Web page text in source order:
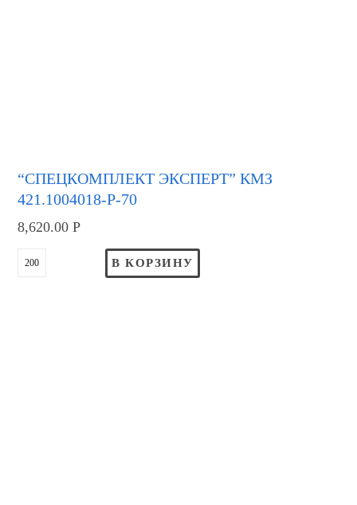
“СПЕЦКОМПЛЕКТ ЭКСПЕРТ” КМЗ
421.1004018-Р-70
8,620.00Р
В КОРЗИНУ